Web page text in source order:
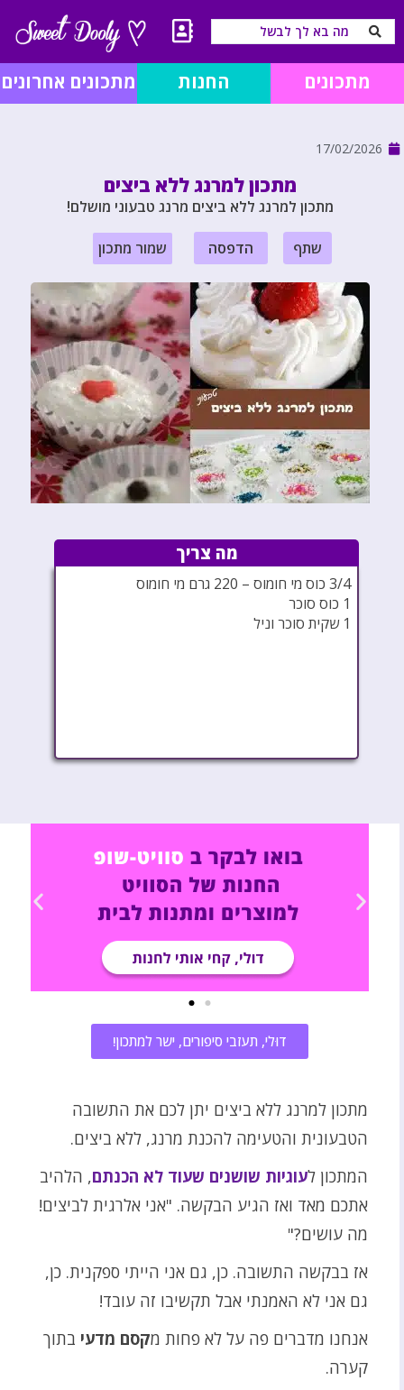
מתכונים החנות מתכונים אחרונים
17/02/2026
מתכון למרנג ללא ביצים
מתכון למרנג ללא ביצים מרנג טבעוני מושלם!
שתף הדפסה שמור מתכון
מה צריך
3/4 כוס מי חומוס – 220 גרם מי חומוס
1 כוס סוכר
1 שקית סוכר וניל
דוּלי, תעזבי סיפורים, ישר למתכון!
מתכון למרנג ללא ביצים יתן לכם את התשובה
הטבעונית והטעימה להכנת מרנג, ללא ביצים.
המתכון לעוגיות שושנים שעוד לא הכנתם, הלהיב
אתכם מאד ואז הגיע הבקשה. "אני אלרגית לביצים!
מה עושים?"
אז בבקשה התשובה. כן, גם אני הייתי ספקנית. כן,
גם אני לא האמנתי אבל תקשיבו זה עובד!
אנחנו מדברים פה על לא פחות מקסם מדעי בתוך
קערה.